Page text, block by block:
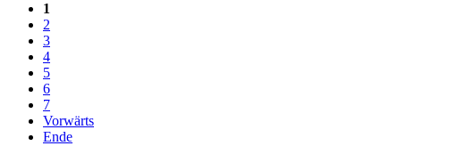
1
2
3
4
5
6
7
Vorwärts
Ende